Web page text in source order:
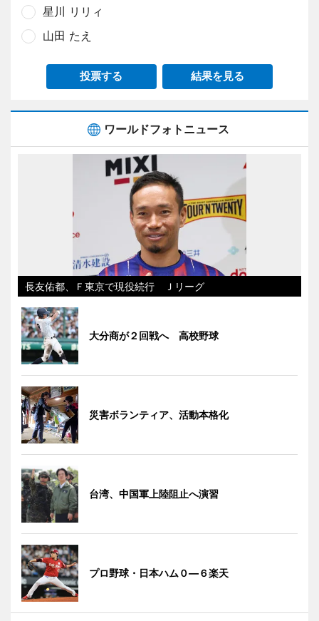
星川 リリィ
山田 たえ
投票する 結果を見る
ワールドフォトニュース
長友佑都、Ｆ東京で現役続行 Ｊリーグ
大分商が２回戦へ 高校野球
災害ボランティア、活動本格化
台湾、中国軍上陸阻止へ演習
プロ野球・日本ハム０―６楽天